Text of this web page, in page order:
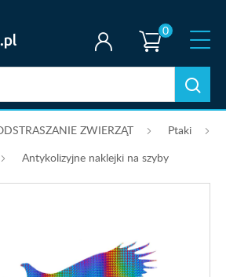
0
ZWIERZĄT
Ptaki
Antykolizyjne naklejki na szyby